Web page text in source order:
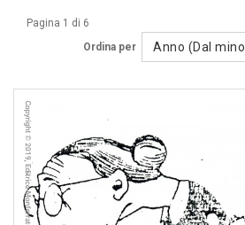
Pagina 1 di 6
Ordina per
Anno (Dal